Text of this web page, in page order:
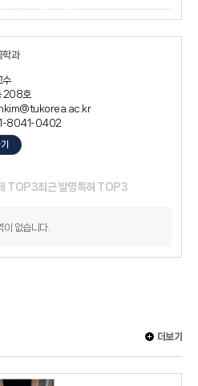
학과
수
208호
8041-0402
TOP3최근 발명특허 TOP3
이 없습니다.
더보기